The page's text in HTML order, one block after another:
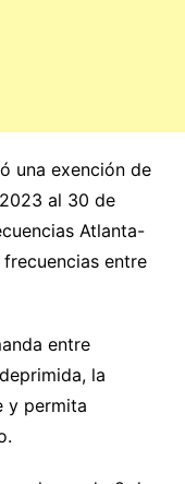
una exención de
al 30 de
Atlanta-
entre
entre
la
y permita